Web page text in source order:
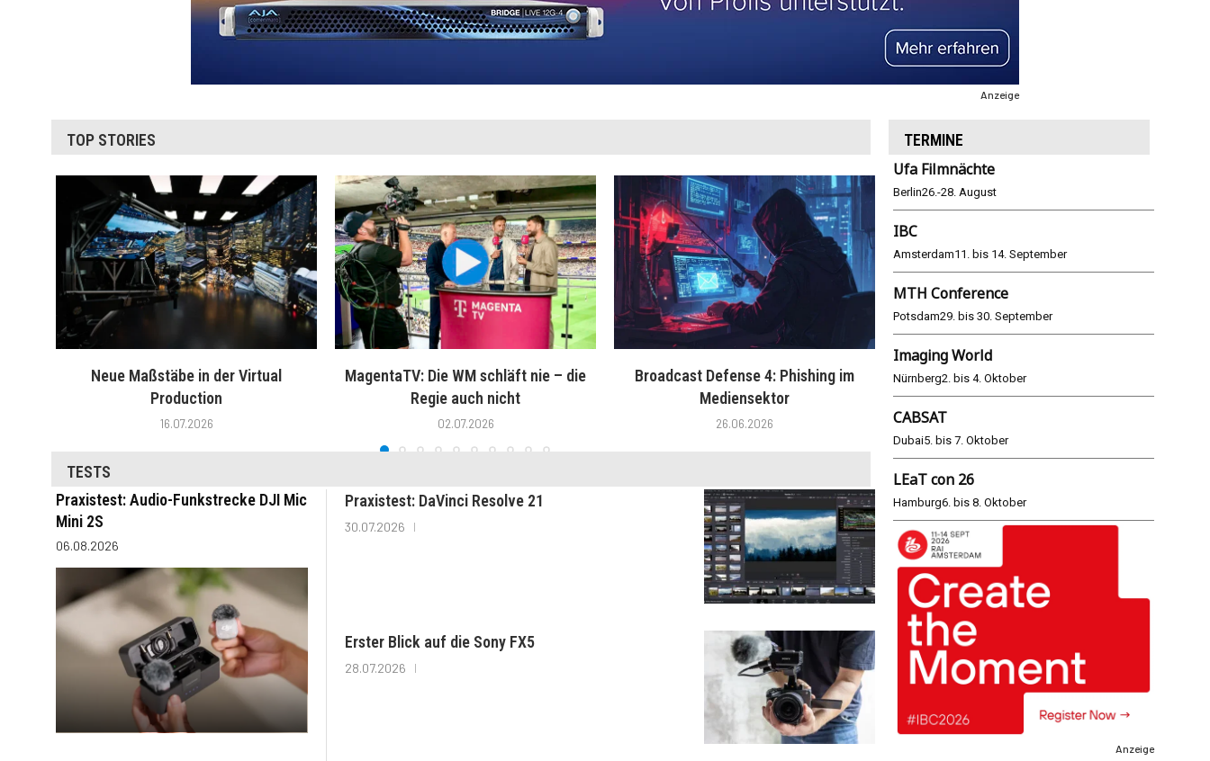
Anzeige
TOP STORIES
Neue Maßstäbe in der Virtual
Production
16.07.2026
MagentaTV: Die WM schläft nie – die
Regie auch nicht
02.07.2026
Broadcast Defense 4: Phishing im
Mediensektor
26.06.2026
WM 2026: ARD und ZDF im Remote-
Modus
TESTS
Praxistest: Audio-Funkstrecke DJI Mic
Mini 2S
06.08.2026
Praxistest: DaVinci Resolve 21
30.07.2026
Erster Blick auf die Sony FX5
28.07.2026
TERMINE
Ufa Filmnächte
Berlin26.-28. August
IBC
Amsterdam11. bis 14. September
MTH Conference
Potsdam29. bis 30. September
Imaging World
Nürnberg2. bis 4. Oktober
CABSAT
Dubai5. bis 7. Oktober
LEaT con 26
Hamburg6. bis 8. Oktober
Anzeige